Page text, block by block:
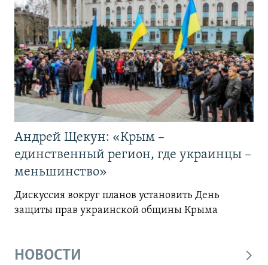
Андрей Щекун: «Крым –
единственный регион, где украинцы –
меньшинство»
Дискуссия вокруг планов установить День
защиты прав украинской общины Крыма
НОВОСТИ